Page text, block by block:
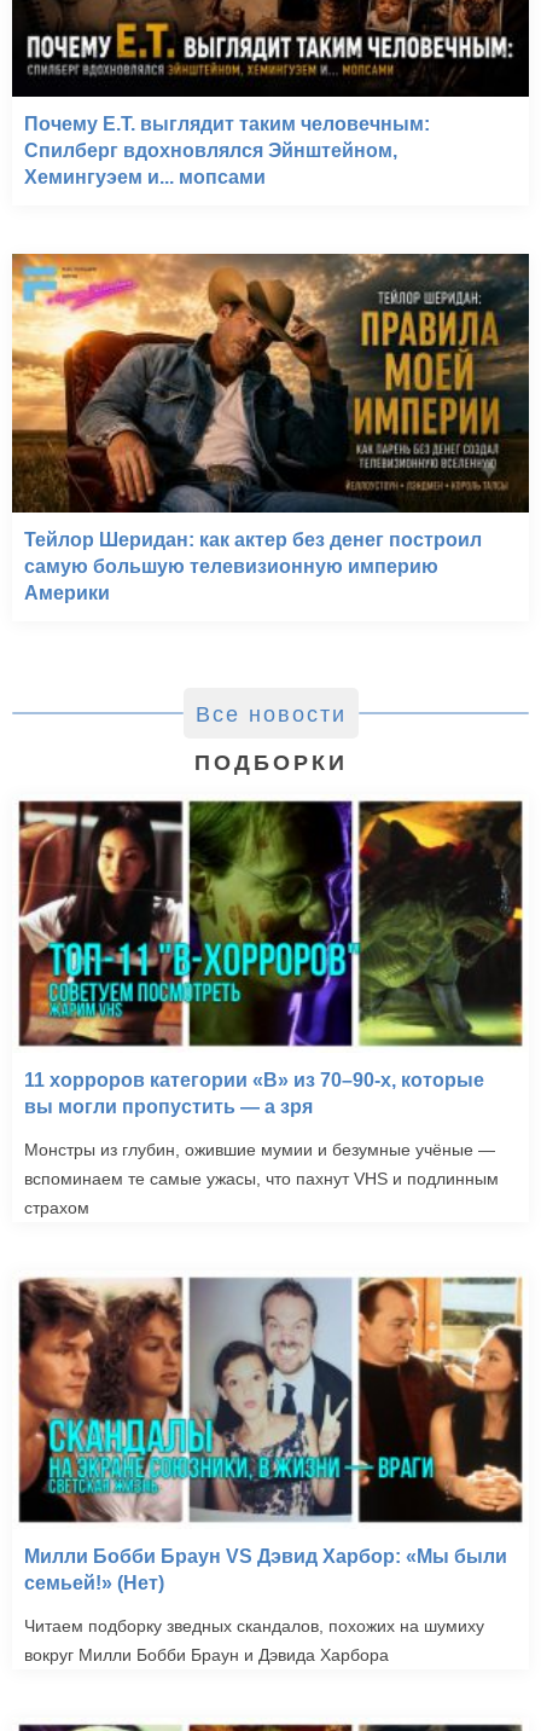
Почему E.T. выглядит таким человечным:
Спилберг вдохновлялся Эйнштейном,
Хемингуэем и... мопсами
Тейлор Шеридан: как актер без денег построил
самую большую телевизионную империю
Америки
Все новости
ПОДБОРКИ
11 хорроров категории «B» из 70–90-х, которые
вы могли пропустить — а зря
Монстры из глубин, ожившие мумии и безумные учёные —
вспоминаем те самые ужасы, что пахнут VHS и подлинным
страхом
Милли Бобби Браун VS Дэвид Харбор: «Мы были
семьей!» (Нет)
Читаем подборку зведных скандалов, похожих на шумиху
вокруг Милли Бобби Браун и Дэвида Харбора